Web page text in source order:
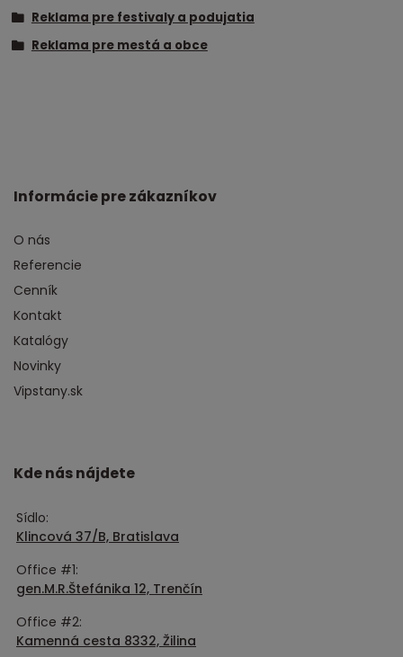
Reklama pre festivaly a podujatia
Reklama pre mestá a obce
Informácie pre zákazníkov
O nás
Referencie
Cenník
Kontakt
Katalógy
Novinky
Vipstany.sk
Kde nás nájdete
Sídlo:
Klincová 37/B, Bratislava
Office #1:
gen.M.R.Štefánika 12, Trenčín
Office #2:
Kamenná cesta 8332, Žilina